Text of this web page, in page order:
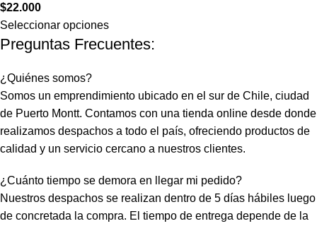
$22.000
Seleccionar opciones
Preguntas Frecuentes:
¿Quiénes somos?
Somos un emprendimiento ubicado en el sur de Chile, ciudad
de Puerto Montt. Contamos con una tienda online desde donde
realizamos despachos a todo el país, ofreciendo productos de
calidad y un servicio cercano a nuestros clientes.
¿Cuánto tiempo se demora en llegar mi pedido?
Nuestros despachos se realizan dentro de 5 días hábiles luego
de concretada la compra. El tiempo de entrega depende de la